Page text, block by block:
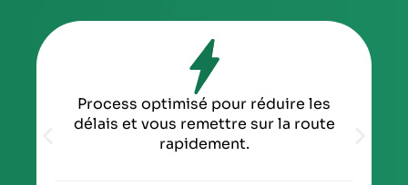
Process optimisé pour réduire les
délais et vous remettre sur la route
rapidement.